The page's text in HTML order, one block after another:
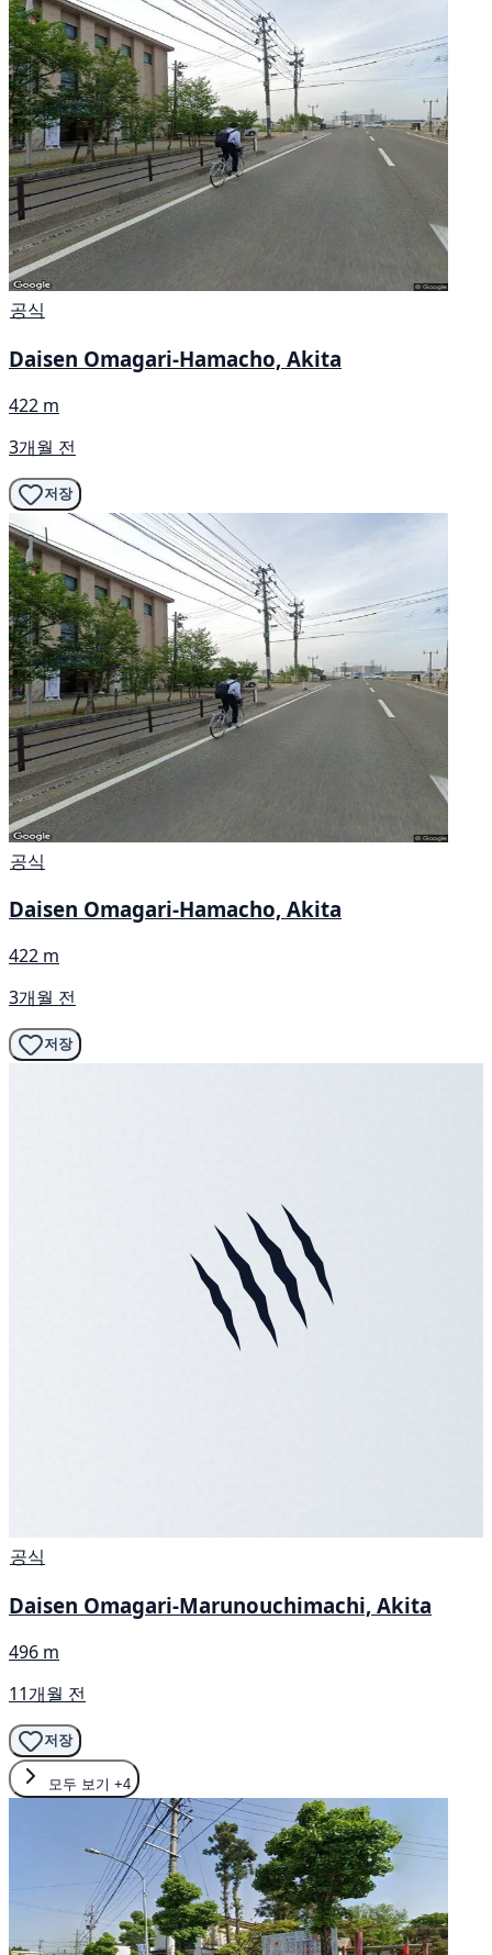
공식
Daisen Omagari-Hamacho, Akita
422 m
3개월 전
저장
공식
Daisen Omagari-Hamacho, Akita
422 m
3개월 전
저장
공식
Daisen Omagari-Marunouchimachi, Akita
496 m
11개월 전
저장
모두 보기 +4